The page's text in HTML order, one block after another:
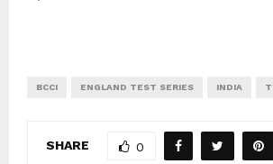
BCCI ENGLAND TEST SERIES INDIA
SHARE 0